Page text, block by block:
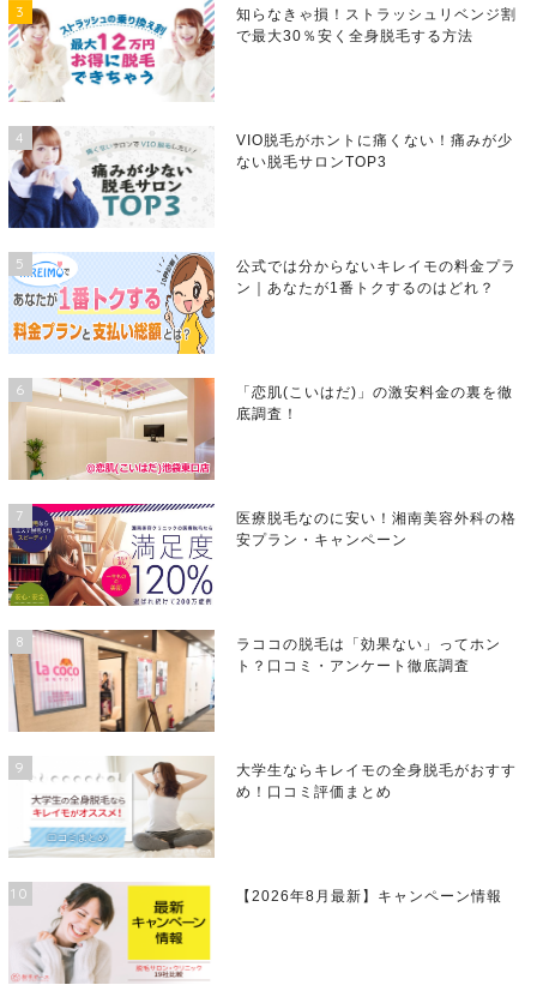
3
知らなきゃ損！ストラッシュリベンジ割
で最大30％安く全身脱毛する方法
4
VIO脱毛がホントに痛くない！痛みが少
ない脱毛サロンTOP3
5
公式では分からないキレイモの料金プラ
ン｜あなたが1番トクするのはどれ？
6
「恋肌(こいはだ)」の激安料金の裏を徹
底調査！
7
医療脱毛なのに安い！湘南美容外科の格
安プラン・キャンペーン
8
ラココの脱毛は「効果ない」ってホン
ト？口コミ・アンケート徹底調査
9
大学生ならキレイモの全身脱毛がおすす
め！口コミ評価まとめ
10 【2026年8月最新】キャンペーン情報